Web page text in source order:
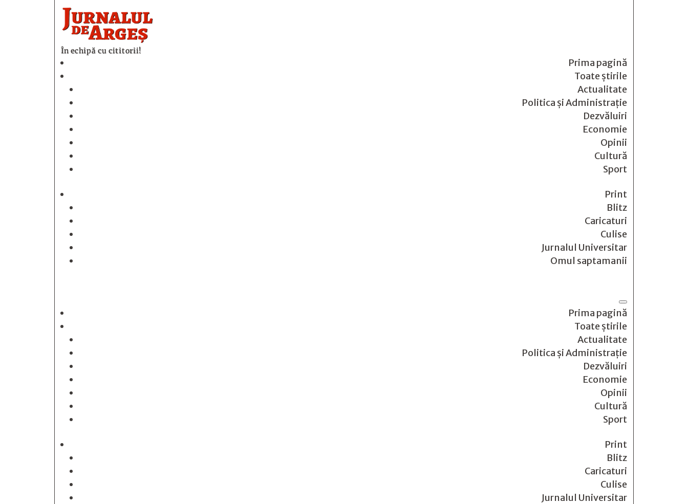
În echipă cu cititorii!
Prima pagină
Toate știrile
Actualitate
Politica și Administrație
Dezvăluiri
Economie
Opinii
Cultură
Sport
Print
Blitz
Caricaturi
Culise
Jurnalul Universitar
Omul saptamanii
Prima pagină
Toate știrile
Actualitate
Politica și Administrație
Dezvăluiri
Economie
Opinii
Cultură
Sport
Print
Blitz
Caricaturi
Culise
Jurnalul Universitar